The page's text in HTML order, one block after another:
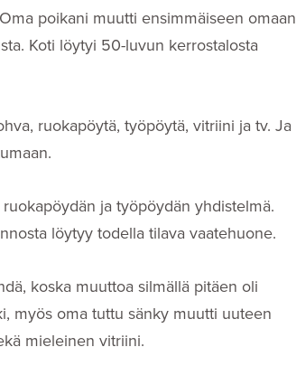
poikani muutti ensimmäiseen omaan
Koti löytyi 50-luvun kerrostalosta
ruokapöytä, työpöytä, vitriini ja tv. Ja
ja työpöydän yhdistelmä.
löytyy todella tilava vaatehuone.
koska muuttoa silmällä pitäen oli
myös oma tuttu sänky muutti uuteen
mieleinen vitriini.